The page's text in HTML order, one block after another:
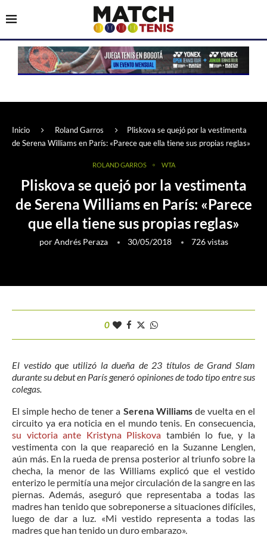
Inicio Roland Garros
Pliskova se quejó por la vestimenta
de Serena Williams en París: «Parece que ella tiene sus propias reglas»
ROLAND GARROS WTA
Pliskova se quejó por la vestimenta
de Serena Williams en París: «Parece
que ella tiene sus propias reglas»
porAndrés Peraza 30/05/2018 726vistas
0
El vestido que utilizó la dueña de 23 títulos de Grand Slam
durante su debut en París generó opiniones de todo tipo entre sus
colegas.
El simple hecho de tener a Serena Williamsde vuelta en el
circuito ya era noticia en el mundo tenis. En consecuencia,
su victoria ante Kristyna Pliskova también lo fue, y la
vestimenta con la que reapareció en la Suzanne Lenglen,
aún más. En la rueda de prensa posterior al triunfo sobre la
checha, la menor de las Williams explicó que el vestido
enterizo le permitía una mejor circulación de la sangre en las
piernas. Además, aseguró que representaba a todas las
madres han tenido que sobreponerse a situaciones difíciles,
luego de dar a luz. «Mi vestido representa a todas las
madres que han tenido un duro embarazo».